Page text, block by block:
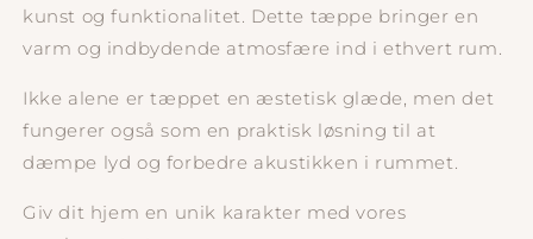
kunst og funktionalitet. Dette tæppe bringer en
varm og indbydende atmosfære ind i ethvert rum.
Ikke alene er tæppet en æstetisk glæde, men det
fungerer også som en praktisk løsning til at
dæmpe lyd og forbedre akustikken i rummet.
Giv dit hjem en unik karakter med vores